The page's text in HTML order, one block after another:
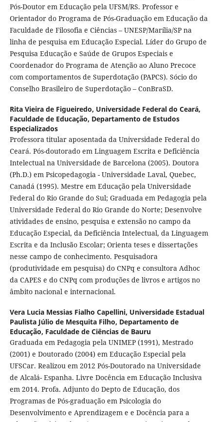
Pós-Doutor em Educação pela UFSM/RS. Professor e
Orientador do Programa de Pós-Graduação em Educação da
Faculdade de Filosofia e Ciências – UNESP/Marília/SP na
linha de pesquisa em Educação Especial. Líder do Grupo de
Pesquisa Educação e Saúde de Grupos Especiais e
Coordenador do Programa de Atenção ao Aluno Precoce
com comportamentos de Superdotação (PAPCS). Sócio do
Conselho Brasileiro de Superdotação – ConBraSD.
Rita Vieira de Figueiredo, Universidade Federal do Ceará,
Faculdade de Educação, Departamento de Estudos
Especializados
Professora titular aposentada da Universidade Federal do
Ceará. Pós-doutorado em Linguagem Escrita e Deficiência
Intelectual na Universidade de Barcelona (2005). Doutora
(Ph.D.) em Psicopedagogia - Universidade Laval, Quebec,
Canadá (1995). Mestre em Educação pela Universidade
Federal do Rio Grande do Sul; Graduada em Pedagogia pela
Universidade Federal do Rio Grande do Norte; Desenvolve
atividades de ensino, pesquisa e extensão no campo da
Educação Especial, da Deficiência Intelectual, da Linguagem
Escrita e da Inclusão Escolar; Orienta teses e dissertações
nesse campo de conhecimento. Pesquisadora
(produtividade em pesquisa) do CNPq e consultora Adhoc
da CAPES e do CNPq com produções de livros e artigos no
âmbito nacional e internacional.
Vera Lucia Messias Fialho Capellini, Universidade Estadual
Paulista Júlio de Mesquita Filho, Departamento de
Educação, Faculdade de Ciências de Bauru
Graduada em Pedagogia pela UNIMEP (1991), Mestrado
(2001) e Doutorado (2004) em Educação Especial pela
UFSCar. Realizou em 2012 Pós-Doutorado na Universidade
de Alcalá- Espanha. Livre Docência em Educação Inclusiva
em 2014. Profa. Adjunto do Depto de Educação, dos
Programas de Pós-graduação em Psicologia do
Desenvolvimento e Aprendizagem e e Docência para a